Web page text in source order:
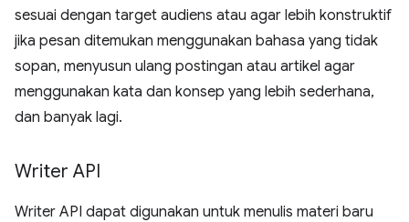
sesuai dengan target audiens atau agar lebih konstruktif
jika pesan ditemukan menggunakan bahasa yang tidak
sopan, menyusun ulang postingan atau artikel agar
menggunakan kata dan konsep yang lebih sederhana,
dan banyak lagi.
Writer API
Writer API dapat digunakan untuk menulis materi baru